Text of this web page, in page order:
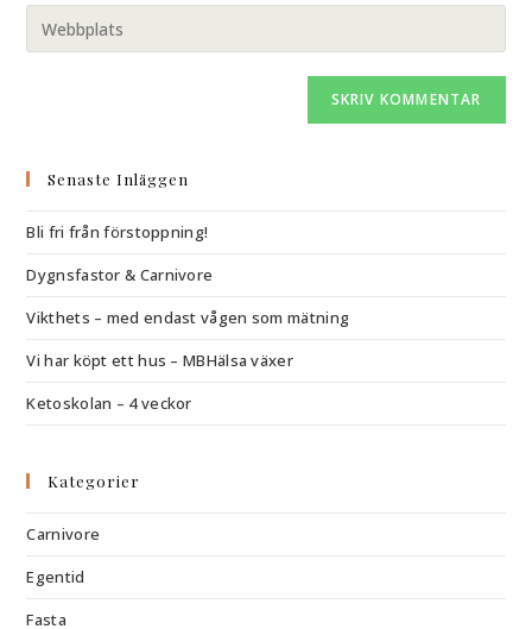
Senaste Inläggen
Bli fri från förstoppning!
Dygnsfastor & Carnivore
Vikthets – med endast vågen som mätning
Vi har köpt ett hus – MBHälsa växer
Ketoskolan – 4 veckor
Kategorier
Carnivore
Egentid
Fasta